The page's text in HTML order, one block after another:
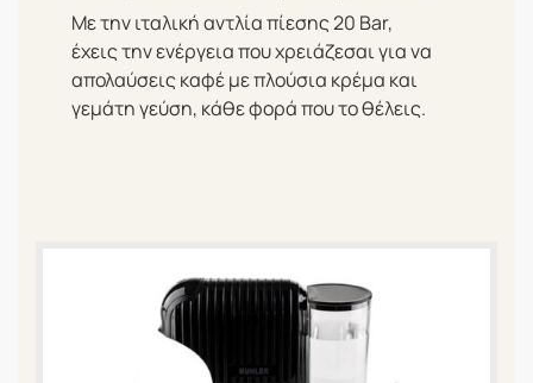
Με την ιταλική αντλία πίεσης 20 Bar,
έχεις την ενέργεια που χρειάζεσαι για να
απολαύσεις καφέ με πλούσια κρέμα και
γεμάτη γεύση, κάθε φορά που το θέλεις.